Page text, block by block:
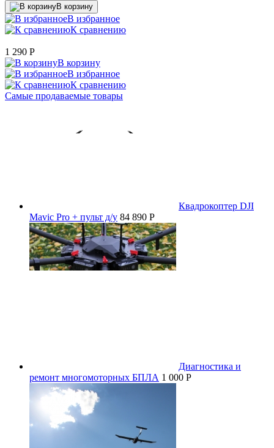
В корзину
В избранное
К сравнению
1 290 P
В корзину
В избранное
К сравнению
Самые продаваемые товары
Квадрокоптер DJI
Mavic Pro + пульт д/у 84 890 P
Диагностика и
ремонт многомоторных БПЛА 1 000 P